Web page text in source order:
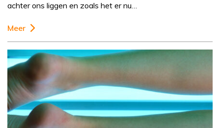
achter ons liggen en zoals het er nu…
Meer